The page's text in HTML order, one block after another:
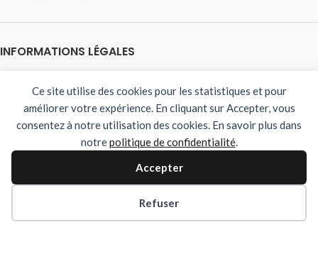
Ce site utilise des cookies pour les statistiques et pour
améliorer votre expérience. En cliquant sur Accepter, vous
consentez à notre utilisation des cookies. En savoir plus dans
notrepolitique de confidentialité.
Accepter
Refuser
INFORMATIONS LÉGALES
Mentions légales
Protection des données personnelles
Notre politique de cookies
NOUS SUIVRE SUR INSTAGRAM